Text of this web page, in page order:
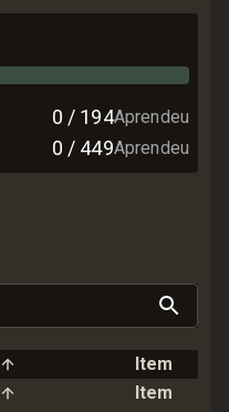
0 / 194Aprendeu
0 / 449Aprendeu
Item
Item